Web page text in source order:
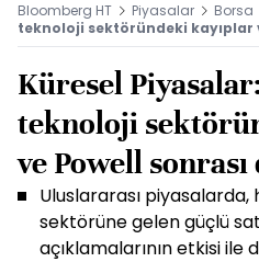
Bloomberg HT Piyasalar Borsa
teknoloji sektöründeki kayıplar
Küresel
teknoloji
ve Powell
Uluslararası
sektörüne gelen güçlü
açıklamalarının etkisi